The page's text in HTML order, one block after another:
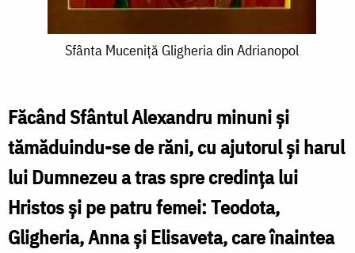
Sfânta
Gligheria
din
Adrianopol
Sfânta Muceniță Gligheria din Adrianopol
Făcând Sfântul Alexandru minuni și
tămăduindu-se de răni, cu ajutorul și harul
lui Dumnezeu a tras spre credința lui
Hristos și pe patru femei: Teodota,
Gligheria, Anna și Elisaveta, care înaintea